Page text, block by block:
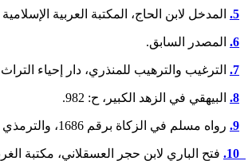
5. المدخل لابن الحاج، المكتبة العربية الإسلامية
6. المصدر السابق.
7. الترغيب والترهيب للمنذري، دار إحياء التراث العربي،
8. البيهقي في الزهد الكبير، ح: 982.
9. رواه مسلم في الزكاة برقم 1686، والترمذي في تفسير القرآن برقم: 2915.
فتح الباري لابن حجر العسقلاني، مكتبة الغرباء